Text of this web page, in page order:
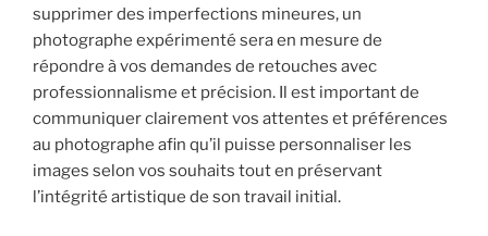
supprimer des imperfections mineures, un
photographe expérimenté sera en mesure de
répondre à vos demandes de retouches avec
professionnalisme et précision. Il est important de
communiquer clairement vos attentes et préférences
au photographe afin qu’il puisse personnaliser les
images selon vos souhaits tout en préservant
l’intégrité artistique de son travail initial.